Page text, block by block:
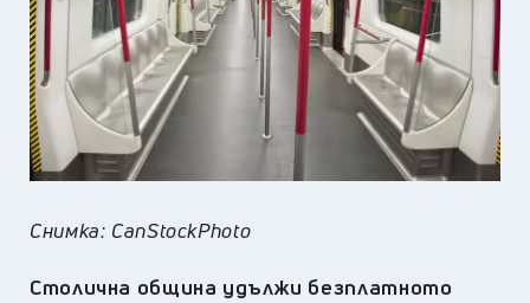
Снимка: CanStockPhoto
Столична община удължи безплатното